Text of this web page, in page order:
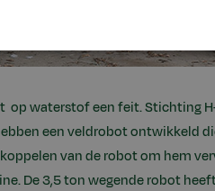
waterstof een feit. Stichting
een veldrobot ontwikkeld
van de robot om hem
De 3,5 ton wegende robot